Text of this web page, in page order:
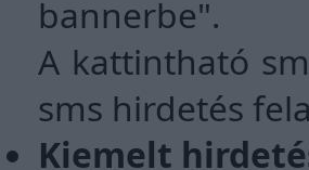
bannerbe".
A kattintható
sms hirdetés
Kiemelt